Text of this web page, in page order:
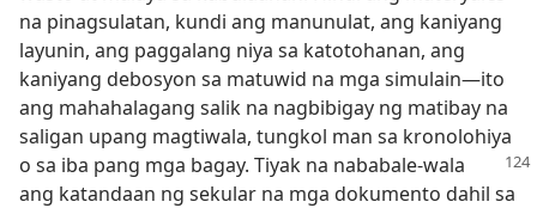
na pinagsulatan, kundi ang manunulat, ang kaniyang
layunin, ang paggalang niya sa katotohanan, ang
kaniyang debosyon sa matuwid na mga simulain​—ito
ang mahahalagang salik na nagbibigay ng matibay na
saligan upang magtiwala, tungkol man sa kronolohiya
o sa iba pang mga bagay. Tiyak na nababale-wala
ang katandaan ng sekular na mga dokumento dahil sa